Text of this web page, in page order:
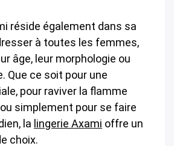
réside également dans sa
à toutes les femmes,
âge, leur morphologie ou
Que ce soit pour une
pour raviver la flamme
simplement pour se faire
la lingerie Axami offre un
choix.